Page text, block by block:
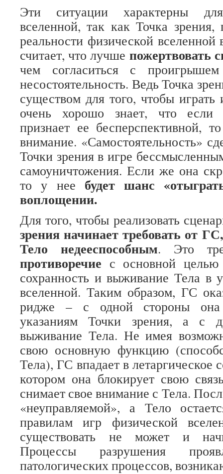
Эти ситуации характерны
вселенной, так как Точка
реальности физической вселенной
считает, что лучше пожертвовать
чем согласиться с
несостоятельность. Ведь Точка
существом для того, чтобы
очень хорошо знает, что если
признает ее бесперспективной,
внимание. «Самостоятельность»
Точки зрения в игре
самоуничтожения. Если же она
то у нее будет шанс
воплощении.
Для того, чтобы реализовать
зрения начинает требовать от
Тело недееспособным. Это
противоречие с основной
сохранность и выживание Тела в
вселенной. Таким образом, ГС
ридже – с одной стороны она
указаниям Точки зрения, а с
выживание Тела. Не имея
свою основную функцию
Тела), ГС впадает в летаргическое
котором она блокирует свою
снимает свое внимание с Тела.
«неуправляемой», а Тело
правилам игр физической
существовать не может и
Процессы разрушения
патологических процессов,